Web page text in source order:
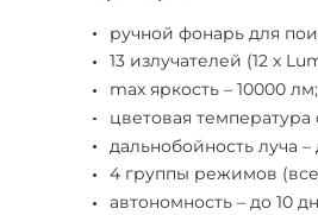
ручной фонарь для
13 излучателей (12 х
max яркость – 10000 лм;
цветовая
дальнобойность луча –
4 группы режимов
автономность – до 10